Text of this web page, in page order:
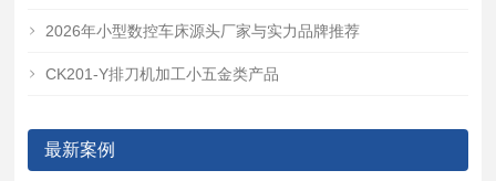
2026年小型数控车床源头厂家与实力品牌推荐
CK201-Y排刀机加工小五金类产品
最新案例